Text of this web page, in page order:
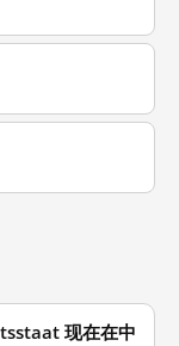
现在在中